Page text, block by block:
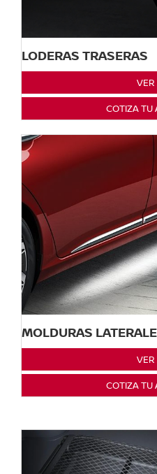
LODERAS TRASERAS
COTIZA TU
MOLDURAS
COTIZA TU